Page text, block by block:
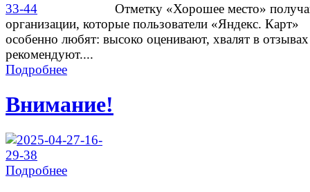
Отметку «Хорошее место»
организации, которые пользователи «Яндекс. Карт»
особенно любят: высоко оценивают, хвалят в
рекомендуют....
Подробнее
Внимание!
Подробнее